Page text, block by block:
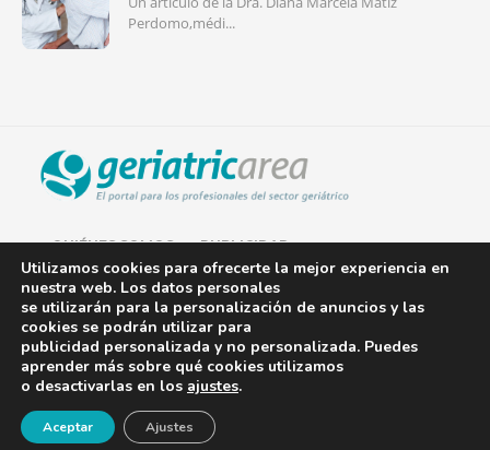
Perdomo,médi...
QUIÉNES SOMOS PUBLICIDAD
AVISO LEGAL
POLÍTICA DE COOKIES
POLÍTICA DE PRIVACIDAD
CONTACTO¡Newsletter!
Utilizamos cookies para ofrecerte la mejor experiencia en
nuestra web. Los datos personales
se utilizarán para la personalización de anuncios y las
cookies se podrán utilizar para
publicidad personalizada y no personalizada. Puedes
aprender más sobre qué cookies utilizamos
o desactivarlas en los ajustes.
Aceptar Ajustes